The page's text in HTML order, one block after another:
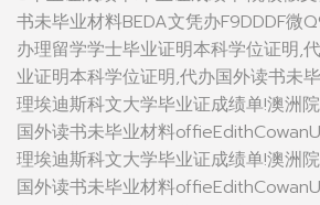
书未毕业材料BEDA文凭办F9DDDF
办理留学学士毕业证明本科学位证明,
业证明本科学位证明,代办国外读书未
理埃迪斯科文大学毕业证成绩单!澳洲
国外读书未毕业材料
理埃迪斯科文大学毕业证成绩单!澳洲
国外读书未毕业材料